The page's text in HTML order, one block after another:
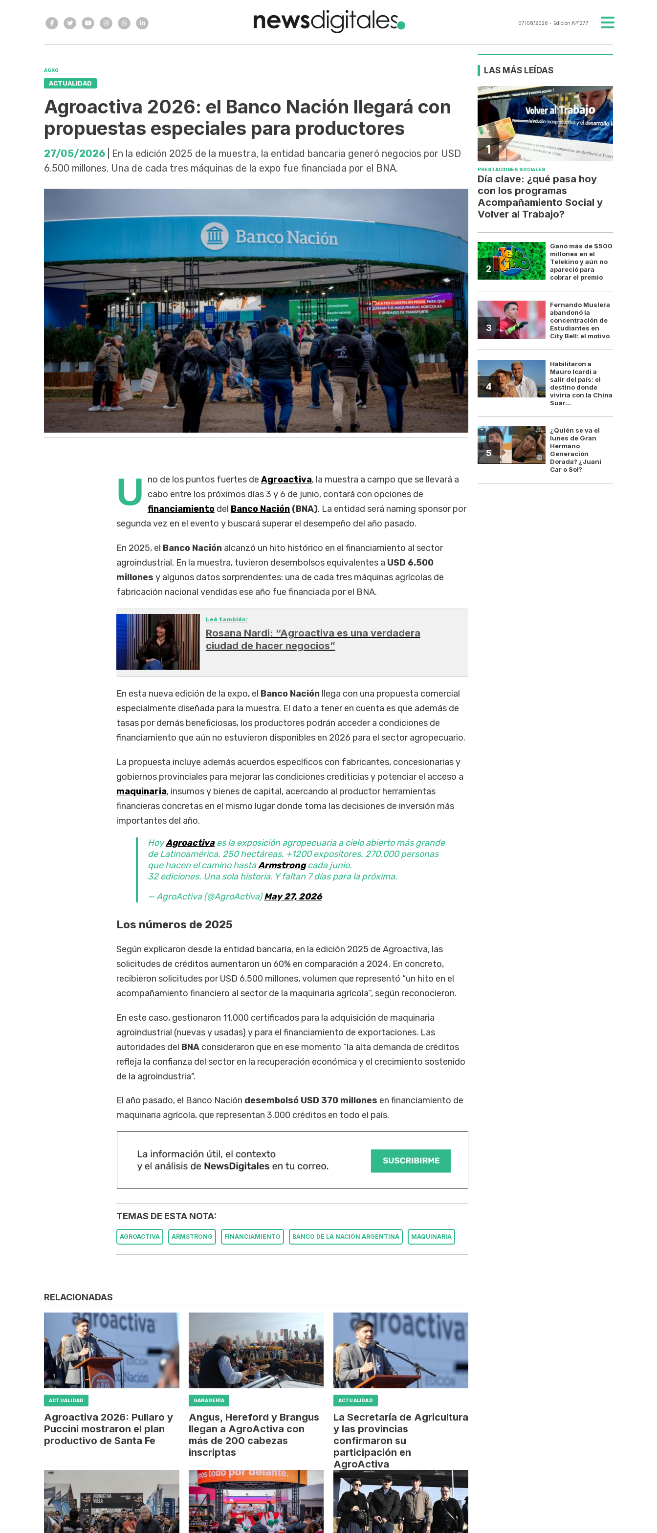
07/08/2026 - Edición Nº1277
AGRO
ACTUALIDAD
Agroactiva 2026: el Banco Nación llegará con
propuestas especiales para productores
27/05/2026 | En la edición 2025 de la muestra, la entidad bancaria generó negocios por USD
6.500 millones. Una de cada tres máquinas de la expo fue financiada por el BNA.
U no de los puntos fuertes de Agroactiva, la muestra a campo que se llevará a
cabo entre los próximos días 3 y 6 de junio, contará con opciones de
financiamientodel Banco Nación(BNA). La entidad será naming sponsor por
segunda vez en el evento y buscará superar el desempeño del año pasado.
En 2025, el Banco Naciónalcanzó un hito histórico en el financiamiento al sector
agroindustrial. En la muestra, tuvieron desembolsos equivalentes a USD 6.500
millones y algunos datos sorprendentes: una de cada tres máquinas agrícolas de
fabricación nacional vendidas ese año fue financiada por el BNA.
Leé también:
Rosana Nardi: “Agroactiva es una verdadera
ciudad de hacer negocios”
En esta nueva edición de la expo, el Banco Naciónllega con una propuesta comercial
especialmente diseñada para la muestra. El dato a tener en cuenta es que además de
tasas por demás beneficiosas, los productores podrán acceder a condiciones de
financiamiento que aún no estuvieron disponibles en 2026 para el sector agropecuario.
La propuesta incluye además acuerdos específicos con fabricantes, concesionarias y
gobiernos provinciales para mejorar las condiciones crediticias y potenciar el acceso a
maquinaria, insumos y bienes de capital, acercando al productor herramientas
financieras concretas en el mismo lugar donde toma las decisiones de inversión más
importantes del año.
HoyAgroactivaes la exposición agropecuaria a cielo abierto más grande
de Latinoamérica. 250 hectáreas. +1200 expositores. 270.000 personas
que hacen el camino hastaArmstrongcada junio.
32 ediciones. Una sola historia. Y faltan 7 días para la próxima.
— AgroActiva (@AgroActiva)May 27, 2026
Los números de 2025
Según explicaron desde la entidad bancaria, en la edición 2025 de Agroactiva, las
solicitudes de créditos aumentaron un 60% en comparación a 2024. En concreto,
recibieron solicitudes por USD 6.500 millones, volumen que representó “un hito en el
acompañamiento financiero al sector de la maquinaria agrícola”, según reconocieron.
En este caso, gestionaron 11.000 certificados para la adquisición de maquinaria
agroindustrial (nuevas y usadas) y para el financiamiento de exportaciones. Las
autoridades del BNAconsideraron que en ese momento “la alta demanda de créditos
refleja la confianza del sector en la recuperación económica y el crecimiento sostenido
de la agroindustria".
El año pasado, el Banco Nación desembolsó USD 370 millones en financiamiento de
maquinaria agrícola, que representan 3.000 créditos en todo el país.
TEMAS DE ESTA NOTA:
AGROACTIVA ARMSTRONG FINANCIAMIENTO BANCO DE LA NACIÓN ARGENTINA MAQUINARIA
RELACIONADAS
ACTUALIDAD
Agroactiva 2026: Pullaro y
Puccini mostraron el plan
productivo de Santa Fe
GANADERÍA
Angus, Hereford y Brangus
llegan a AgroActiva con
más de 200 cabezas
inscriptas
ACTUALIDAD
La Secretaría de Agricultura
y las provincias
confirmaron su
participación en
AgroActiva
LAS MÁS LEÍDAS
1
PRESTACIONES SOCIALES
Día clave: ¿qué pasa hoy
con los programas
Acompañamiento Social y
Volver al Trabajo?
2
Ganó más de $500
millones en el
Telekino y aún no
apareció para
cobrar el premio
3
Fernando Muslera
abandonó la
concentración de
Estudiantes en
City Bell: el motivo
4
Habilitaron a
Mauro Icardi a
salir del país: el
destino donde
viviría con la China
Suár...
5
¿Quién se va el
lunes de Gran
Hermano
Generación
Dorada? ¿Juani
Car o Sol?